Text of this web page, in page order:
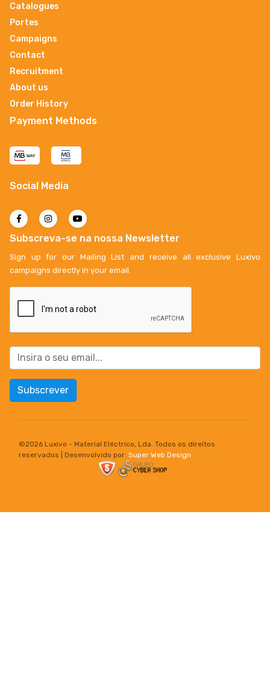
Catalogues
Portes
Campaigns
Contact
Recruitment
About us
Order History
Payment Methods
Social Media
Subscreva-se na nossa Newsletter
Sign up for our Mailing List and receive all exclusive Luxivo
campaigns directly in your email.
Subscrever
©2026 Luxivo - Material Eléctrico, Lda. Todos os direitos
reservados | Desenvolvido por: Super Web Design